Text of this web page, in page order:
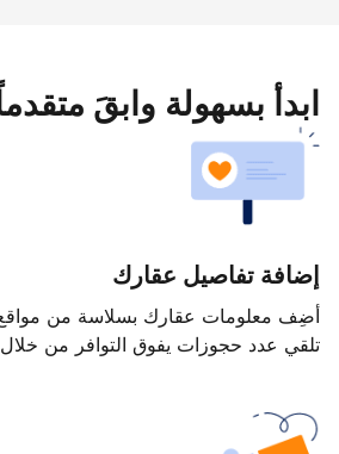
ابدأ بسهولة وابقَ
إضافة تفاصيل عقارك
أضِف معلومات عقارك بسلاسة من
تلقي عدد حجوزات يفوق التوافر من خلال